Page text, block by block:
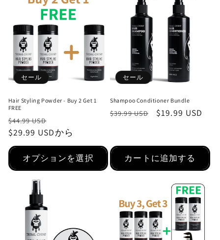
セール
Hair Styling Powder - Buy 2 Get 1
FREE
通
常
価
格
$44.99 USD
ー
ル
価
格
$29.99 USDから
オプションを選択
セール
Shampoo Conditioner Bundle
通
格
$39.99 USD
セ
価
格
$19.99 USD
カートに追加する